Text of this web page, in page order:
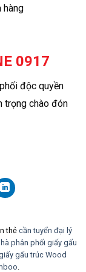
hàng
0917
độc quyền
trọng chào đón
thẻ cần tuyển đại lý
phân phối giấy gấu
gấu trúc Wood